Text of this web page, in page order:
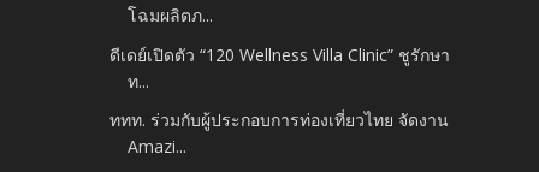
โฉมผลิตภ...
ดีเดย์เปิดตัว “120 Wellness Villa Clinic” ชูรักษา
ท...
ททท. ร่วมกับผู้ประกอบการท่องเที่ยวไทย จัดงาน
Amazi...